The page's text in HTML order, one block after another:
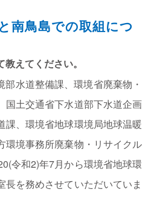
南鳥島での取組につ
えてください。
水道整備課、環境省廃棄物・
国土交通省下水道部下水道企画
課、環境省地球環境局地球温暖
環境事務所廃棄物・リサイクル
令和2)年7月から環境省地球環
を務めさせていただいていま